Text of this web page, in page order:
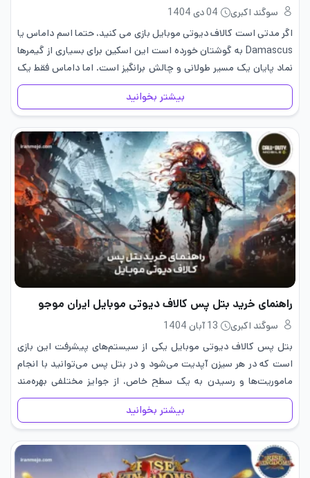
سوگند اکبری
04 دی 1404
اگر مدتی است کالاف دیوتی موبایل بازی می کنید، حتما اسم داماس یا
Damascus به گوشتان خورده است این اسکین برای بسیاری از گیمرها
نماد پایان یک مسیر طولانی و چالش برانگیز است. اما داماس فقط یک
اسکین تزئینی نیست…
بیشتر بخوانید
راهنمای خرید بتل پس کالاف دیوتی موبایل ایران موجو
سوگند اکبری
13 آبان 1404
بتل پس کالاف دیوتی موبایل یکی از سیستم‌های پیشرفت این بازی
است که در هر سیزن آپدیت می‌شود و در بتل پس می‌توانید با انجام
ماموریت‌ها و رسیدن به یک سطح خاص، از جوایز مختلفی بهره‌مند
شوید. آیتم‌های زیادی به…
بیشتر بخوانید